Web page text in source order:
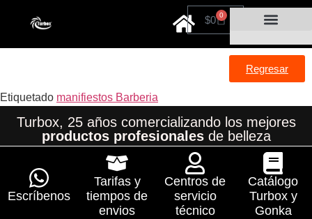
$0 0
Regresar
Etiquetado manifiestos Barberia
Turbox, 25 años comercializando los mejores
productos profesionalesde belleza
Escríbenos
Tarifas y
tiempos de
envios
Centros de
servicio
técnico
Catálogo
Turbox y
Gonka